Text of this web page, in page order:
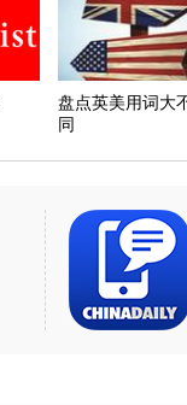
盘点英美用词大
同